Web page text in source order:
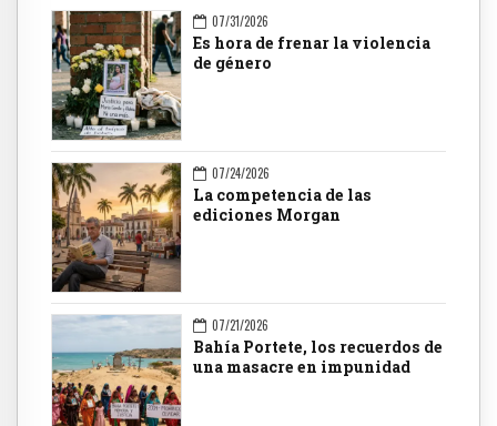
07/31/2026
Es hora de frenar la violencia
de género
07/24/2026
La competencia de las
ediciones Morgan
07/21/2026
Bahía Portete, los recuerdos de
una masacre en impunidad